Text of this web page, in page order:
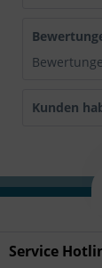
Kunden
Service